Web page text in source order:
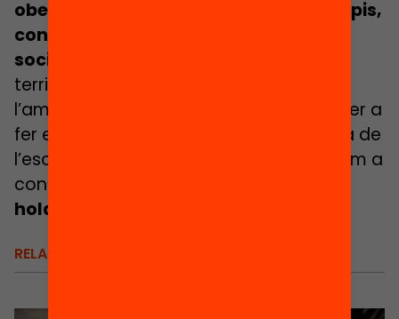
obert que aspira a sumar més municipis,
consells comarcals i xarxes
socioeducatives.
territoris compromesos amb l’equitat i
l’ampliació d’oportunitats educatives per a
fer efectiu el dret a l’educació més enllà de
l’escola. Vols saber-ne més? Et convidem a
contactar amb nosaltres i parlar-ne a
hola@passaportedunauta.cat.
RELACIONATS